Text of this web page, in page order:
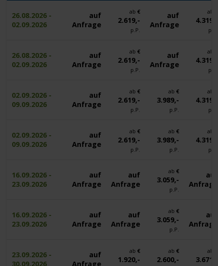
26.08.2026 -
02.09.2026
auf
Anfrage
ab€
2.619,-
p.P.
auf
Anfrage
ab
4.319,-
p.P.
26.08.2026 -
02.09.2026
auf
Anfrage
ab€
2.619,-
p.P.
auf
Anfrage
ab
4.319,-
p.P.
02.09.2026 -
09.09.2026
auf
Anfrage
ab€
2.619,-
p.P.
ab€
3.989,-
p.P.
ab
4.319,-
p.P.
02.09.2026 -
09.09.2026
auf
Anfrage
ab€
2.619,-
p.P.
ab€
3.989,-
p.P.
ab
4.319,-
p.P.
16.09.2026 -
23.09.2026
auf
Anfrage
auf
Anfrage
ab€
3.059,-
p.P.
auf
Anfrage
16.09.2026 -
23.09.2026
auf
Anfrage
auf
Anfrage
ab€
3.059,-
p.P.
auf
Anfrage
23.09.2026 -
30.09.2026
auf
Anfrage
ab€
1.920,-
ab€
2.600,-
ab
3.671,-